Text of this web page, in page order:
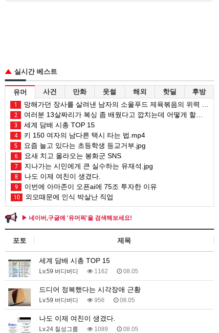
실시간 베스트
유머 사건 만화 웃썰 해외 핫딜 후방
1 망해가던 장사를 살려낸 남자의 소울푸드 제육볶음의 위력 ㅋㅋ
2 여러분 13살짜리가 복싱 좀 배웠다고 깝치는데 어떻게 할까요?
3 세계 담배 시총 TOP 15
4 키 150 여자의 남다른 택시 타는 법.mp4
5 요즘 늘고 있다는 초등학생 등교거부.jpg
6 요새 치고 올라오는 봉화군 SNS
7 지나가는 시민에게 큰 실수하는 유재석.jpg
8 나도 이제 여친이 생겼다.
9 이번에 아마존이 오픈ai에 75조 투자한 이유
10 외모때문에 인식 박살난 직업
▶ 네이버,구글에 '유머픽'을 검색해보세요!
포토 제목
세계 담배 시총 TOP 15
Lv.59 버디버디 1162 08.05
드디어 정복했다는 시각장애 근황
Lv.59 버디버디 956 08.05
나도 이제 여친이 생겼다.
Lv.24 칠성그룹 1089 08.05